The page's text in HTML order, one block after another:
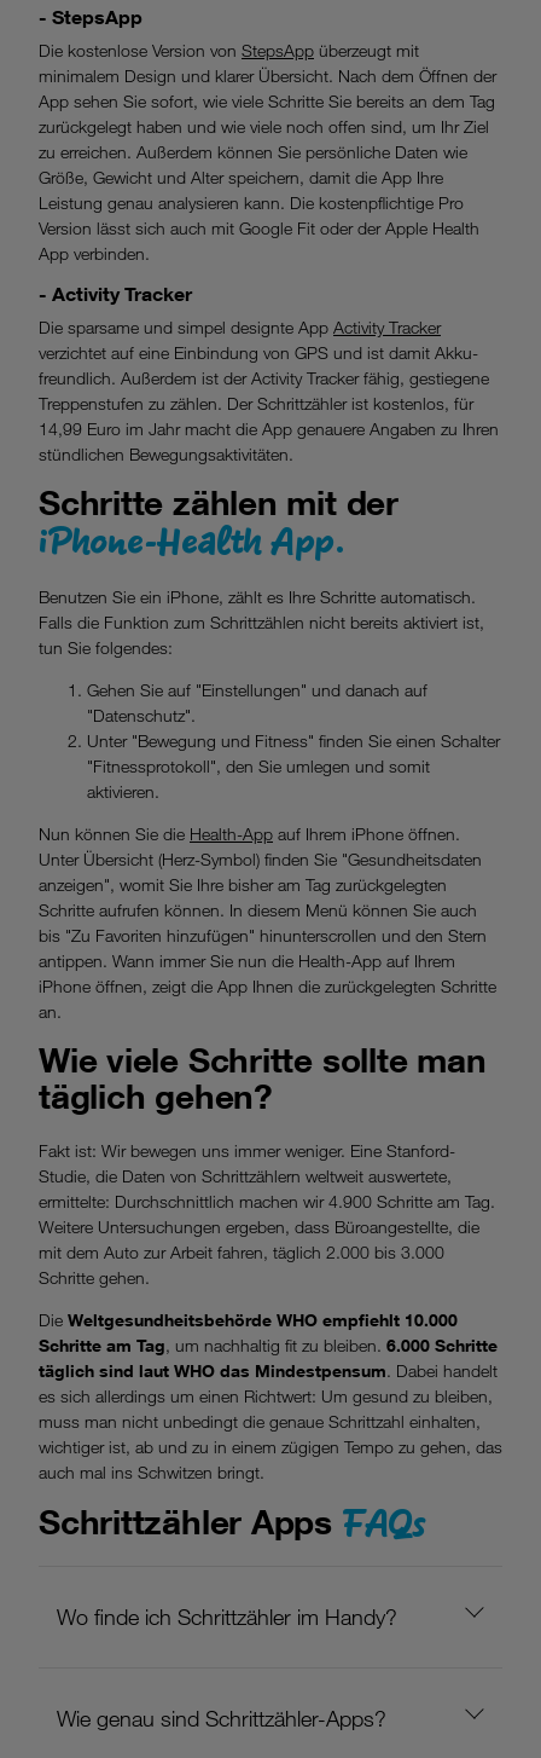
- StepsApp
Die kostenlose Version von StepsApp überzeugt mit
minimalem Design und klarer Übersicht. Nach dem Öffnen der
App sehen Sie sofort, wie viele Schritte Sie bereits an dem Tag
zurückgelegt haben und wie viele noch offen sind, um Ihr Ziel
zu erreichen. Außerdem können Sie persönliche Daten wie
Größe, Gewicht und Alter speichern, damit die App Ihre
Leistung genau analysieren kann. Die kostenpflichtige Pro
Version lässt sich auch mit Google Fit oder der Apple Health
App verbinden.
- Activity Tracker
Die sparsame und simpel designte App Activity Tracker
verzichtet auf eine Einbindung von GPS und ist damit Akku-
freundlich. Außerdem ist der Activity Tracker fähig, gestiegene
Treppenstufen zu zählen. Der Schrittzähler ist kostenlos, für
14,99 Euro im Jahr macht die App genauere Angaben zu Ihren
stündlichen Bewegungsaktivitäten.
Schritte zählen mit der
iPhone-Health App.
Benutzen Sie ein iPhone, zählt es Ihre Schritte automatisch.
Falls die Funktion zum Schrittzählen nicht bereits aktiviert ist,
tun Sie folgendes:
Gehen Sie auf "Einstellungen" und danach auf
"Datenschutz".
Unter "Bewegung und Fitness" finden Sie einen Schalter
"Fitnessprotokoll", den Sie umlegen und somit
aktivieren.
Nun können Sie die Health-App auf Ihrem iPhone öffnen.
Unter Übersicht (Herz-Symbol) finden Sie "Gesundheitsdaten
anzeigen", womit Sie Ihre bisher am Tag zurückgelegten
Schritte aufrufen können. In diesem Menü können Sie auch
bis "Zu Favoriten hinzufügen" hinunterscrollen und den Stern
antippen. Wann immer Sie nun die Health-App auf Ihrem
iPhone öffnen, zeigt die App Ihnen die zurückgelegten Schritte
an.
Wie viele Schritte sollte man
täglich gehen?
Fakt ist: Wir bewegen uns immer weniger. Eine Stanford-
Studie, die Daten von Schrittzählern weltweit auswertete,
ermittelte: Durchschnittlich machen wir 4.900 Schritte am Tag.
Weitere Untersuchungen ergeben, dass Büroangestellte, die
mit dem Auto zur Arbeit fahren, täglich 2.000 bis 3.000
Schritte gehen.
Die Weltgesundheitsbehörde WHO empfiehlt 10.000
Schritte am Tag, um nachhaltig fit zu bleiben. 6.000 Schritte
täglich sind laut WHO das Mindestpensum. Dabei handelt
es sich allerdings um einen Richtwert: Um gesund zu bleiben,
muss man nicht unbedingt die genaue Schrittzahl einhalten,
wichtiger ist, ab und zu in einem zügigen Tempo zu gehen, das
auch mal ins Schwitzen bringt.
Schrittzähler Apps FAQs
Wo finde ich Schrittzähler im Handy?
Wie genau sind Schrittzähler-Apps?